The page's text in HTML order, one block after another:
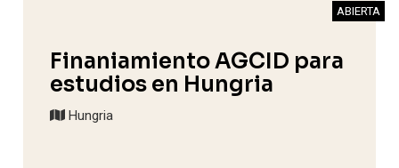
ABIERTA
Finaniamiento AGCID para
estudios en Hungria
Hungria